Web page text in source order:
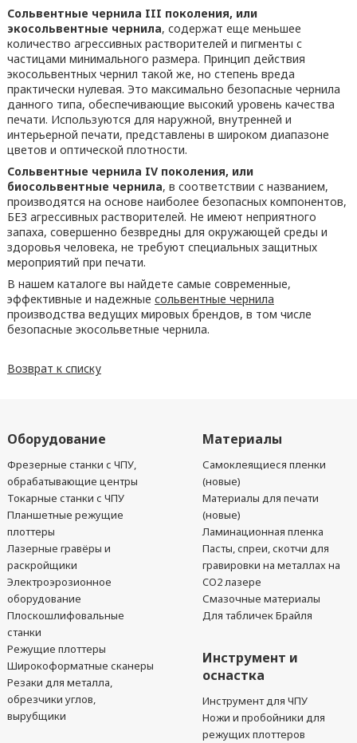
Сольвентные чернила III поколения, или
экосольвентные чернила, содержат еще меньшее
количество агрессивных растворителей и пигменты с
частицами минимального размера. Принцип действия
экосольвентных чернил такой же, но степень вреда
практически нулевая. Это максимально безопасные чернила
данного типа, обеспечивающие высокий уровень качества
печати. Используются для наружной, внутренней и
интерьерной печати, представлены в широком диапазоне
цветов и оптической плотности.
Сольвентные чернила IV поколения, или
биосольвентные чернила, в соответствии с названием,
производятся на основе наиболее безопасных компонентов,
БЕЗ агрессивных растворителей. Не имеют неприятного
запаха, совершенно безвредны для окружающей среды и
здоровья человека, не требуют специальных защитных
мероприятий при печати.
В нашем каталоге вы найдете самые современные,
эффективные и надежные сольвентные чернила
производства ведущих мировых брендов, в том числе
безопасные экосольветные чернила.
Возврат к списку
Оборудование
Фрезерные станки с ЧПУ,
обрабатывающие центры
Токарные станки с ЧПУ
Планшетные режущие
плоттеры
Лазерные гравёры и
раскройщики
Электроэрозионное
оборудование
Плоскошлифовальные
станки
Режущие плоттеры
Широкоформатные сканеры
Резаки для металла,
обрезчики углов,
вырубщики
Материалы
Самоклеящиеся пленки
(новые)
Материалы для печати
(новые)
Ламинационная пленка
Пасты, спреи, скотчи для
гравировки на металлах на
CO2 лазере
Смазочные материалы
Для табличек Брайля
Инструмент и
оснастка
Инструмент для ЧПУ
Ножи и пробойники для
режущих плоттеров